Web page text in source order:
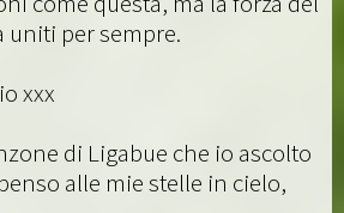
uniti per sempre.
xxx
di Ligabue che io ascolto
alle mie stelle in cielo,